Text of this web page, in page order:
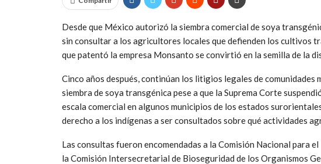
Desde que México autorizó la siembra comercial de soya
sin consultar a los agricultores locales que defienden los cultivos
que patentó la empresa Monsanto se convirtió en la semilla de la
Cinco años después, continúan los litigios legales de comunidades
siembra de soya transgénica pese a que la Suprema Corte
escala comercial en algunos municipios de los estados
derecho a los indígenas a ser consultados sobre qué actividades
Las consultas fueron encomendadas a la Comisión Nacional para
la Comisión Intersecretarial de Bioseguridad de los Organismos